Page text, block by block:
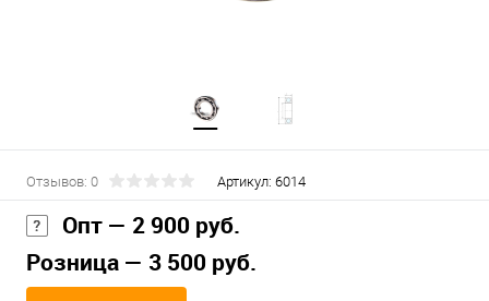
Отзывов: 0 Артикул: 6014
Опт — 2 900 руб.
Розница — 3 500 руб.